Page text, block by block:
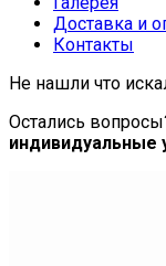
Доставка и
Контакты
Не нашли что
Остались
индивидуальные